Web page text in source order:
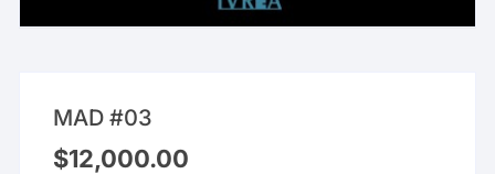
MAD #03
$12,000.00